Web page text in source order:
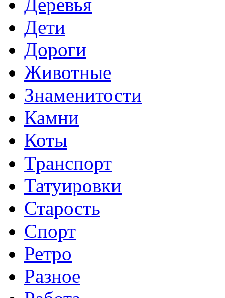
Дети
Дороги
Животные
Знаменитости
Камни
Коты
Транспорт
Татуировки
Старость
Спорт
Ретро
Разное